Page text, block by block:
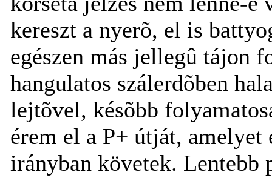
kereszt a nyerõ, el is
egészen más jellegû tájon
hangulatos szálerdõben
lejtõvel, késõbb
érem el a P+ útját,
irányban követek. Lentebb